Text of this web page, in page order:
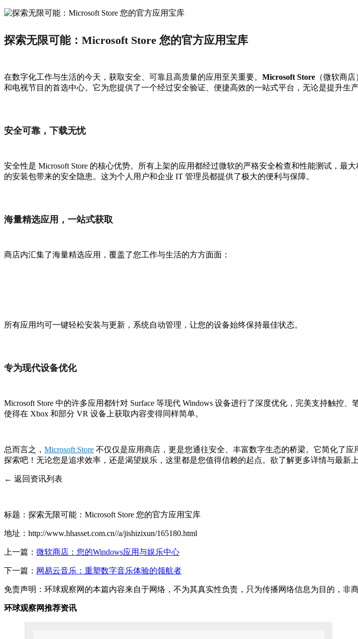
探索无限可能：Microsoft Store 您的官方应用宝库
在数字化工作与生活的今天，获取安全、可靠且高质量的应用至关重要。 Microsoft Store （微软商
和电视节目的首选中心。它为您提供了一个经过安全验证、便捷高效的一站式平台，无论是提升生
安全可靠，下载无忧
安全性是 Microsoft Store 的核心优势。所有上架的应用都经过微软的严格安全检查和性能测试，
的安装包带来的安全隐患。这为个人用户和企业 IT 管理员都提供了极大的便利与保障。
海量精选应用，一站式获取
商店内汇集了海量精选应用，覆盖了您工作与生活的方方面面：
所有应用均可一键轻松安装与更新，系统自动管理，让您的设备始终保持最佳状态。
专为现代设备优化
Microsoft Store 中的许多应用都针对 Surface 等现代 Windows 设备进行了深度优化，完美支持触
使得在 Xbox 和部分 VR 设备上获取内容变得同样简单。
总而言之， Microsoft Store 不仅仅是应用商店，更是您通往安全、丰富数字生态的桥梁。它简化了
探索吧！无论您是追求效率，还是渴望娱乐，这里都是您值得信赖的起点。欲了解更多详情与最新
← 返回资讯列表
标题：探索无限可能：Microsoft Store 您的官方应用宝库
地址：http://www.hhasset.com.cn//a/jishizixun/165180.html
上一篇： 微软商店：您的Windows应用与娱乐中心
下一篇： 网易云音乐：重塑数字音乐体验的领航者
免责声明：环球观察网的本篇内容来自于网络，不为其真实性负责，只为传播网络信息为目的，非
环球观察网推荐资讯